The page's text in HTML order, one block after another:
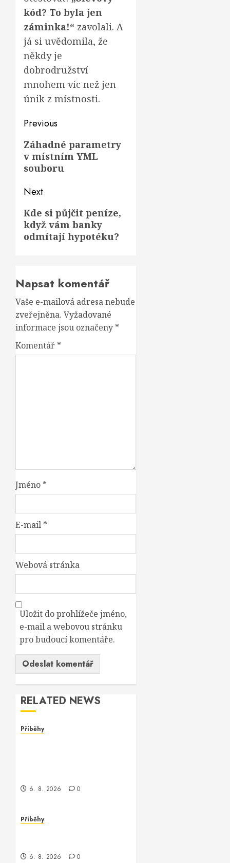
kód? To byla jen
záminka!“ zavolali. A
já si uvědomila, že
někdy je
dobrodružství
mnohem víc než jen
únik z místnosti.
Post
navigation
Previous
Previous
post:
Záhadné parametry
v místním YML
souboru
Next
Next
post:
Kde si půjčit peníze,
když vám banky
odmítají hypotéku?
Napsat komentář
Vaše e-mailová adresa nebude
zveřejněna. Vyžadované
informace jsou označeny *
Komentář *
Jméno *
E-mail *
Webová stránka
Uložit do prohlížeče jméno,
e-mail a webovou stránku
pro budoucí komentáře.
RELATED NEWS
Příběhy
6. 8. 2026 0
Příběhy
6. 8. 2026 0